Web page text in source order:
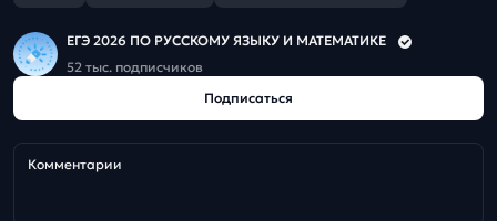
ЕГЭ 2026 ПО РУССКОМУ ЯЗЫКУ И МАТЕМАТИКЕ
52 тыс. подписчиков
Подписаться
Комментарии